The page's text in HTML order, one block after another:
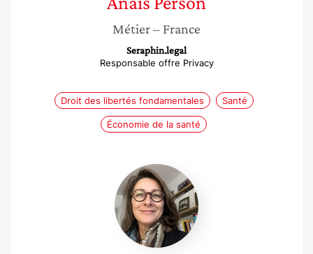
Métier– France
Seraphin.legal
Responsable offre Privacy
Droit des libertés fondamentales Santé
Économie de la santé
Véronique
Barfety-
Servignat